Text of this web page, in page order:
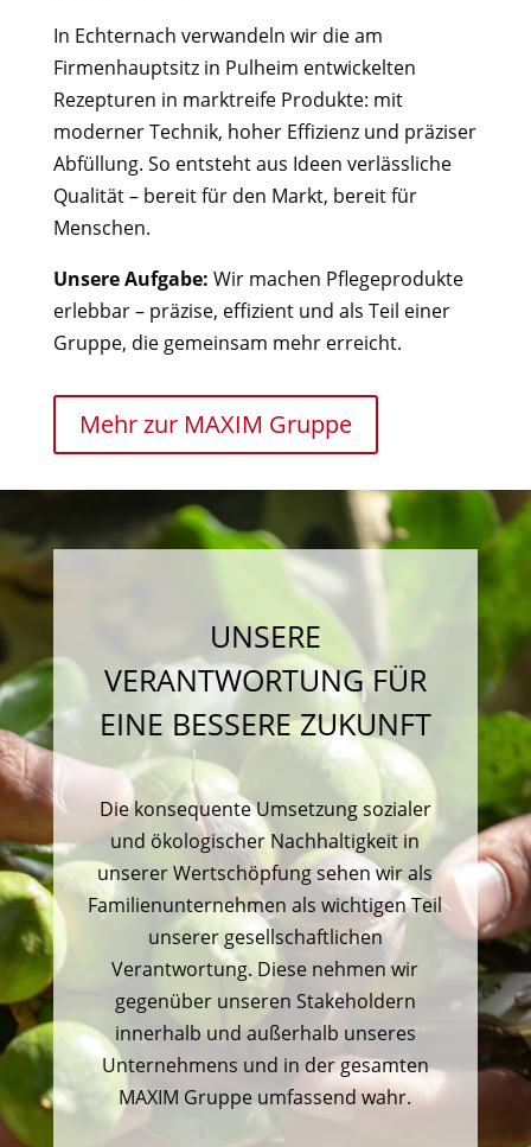
In Echternach verwandeln wir die am
Firmenhauptsitz in Pulheim entwickelten
Rezepturen in marktreife Produkte: mit
moderner Technik, hoher Effizienz und präziser
Abfüllung. So entsteht aus Ideen verlässliche
Qualität – bereit für den Markt, bereit für
Menschen.
Unsere Aufgabe: Wir machen Pflegeprodukte
erlebbar – präzise, effizient und als Teil einer
Gruppe, die gemeinsam mehr erreicht.
Mehr zur MAXIM Gruppe
UNSERE
VERANTWORTUNG FÜR
EINE BESSERE ZUKUNFT
Die konsequente Umsetzung sozialer
und ökologischer Nachhaltigkeit in
unserer Wertschöpfung sehen wir als
Familienunternehmen als wichtigen Teil
unserer gesellschaftlichen
Verantwortung. Diese nehmen wir
gegenüber unseren Stakeholdern
innerhalb und außerhalb unseres
Unternehmens und in der gesamten
MAXIM Gruppe umfassend wahr.